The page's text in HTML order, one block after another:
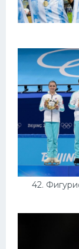
42.